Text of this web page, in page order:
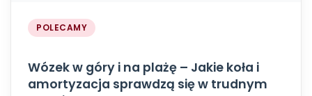
POLECAMY
Wózek w góry i na plażę – Jakie koła i
amortyzacja sprawdzą się w trudnym